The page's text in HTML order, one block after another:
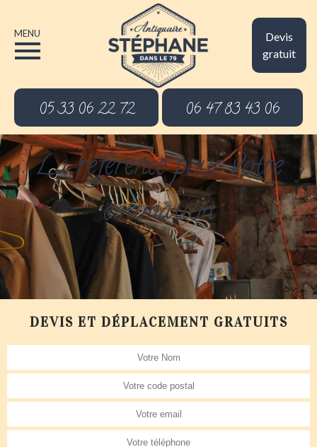
Devis
gratuit
MENU
05 33 06 22 72 06 47 83 43 06
La référence pour votre
estimation
DEVIS ET DÉPLACEMENT GRATUITS